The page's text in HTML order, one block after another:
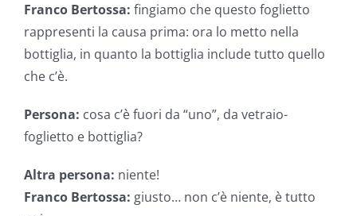
Franco Bertossa: fingiamo che questo foglietto
rappresenti la causa prima: ora lo metto nella
bottiglia, in quanto la bottiglia include tutto quello
che c’è.
Persona: cosa c’è fuori da “uno”, da vetraio-
foglietto e bottiglia?
Altra persona: niente!
Franco Bertossa: giusto… non c’è niente, è tutto